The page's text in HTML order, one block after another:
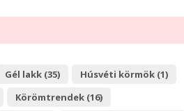
Gél lakk (35)
Húsvéti körmök (1)
Körömtrendek (16)